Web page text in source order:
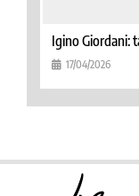
Igino Giordani:
17/04/2026